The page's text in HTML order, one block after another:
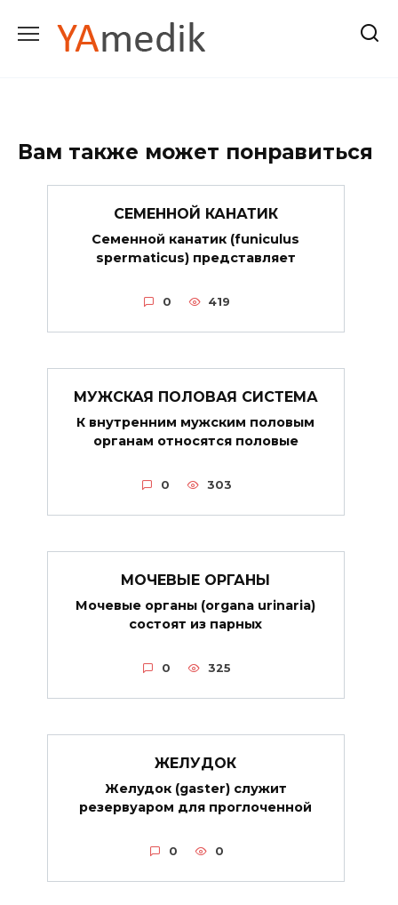
содержанию
Вам также может понравиться
СЕМЕННОЙ КАНАТИК
Семенной канатик (funiculus
spermaticus) представляет
0 419
МУЖСКАЯ ПОЛОВАЯ СИСТЕМА
К внутренним мужским половым
органам относятся половые
0 303
МОЧЕВЫЕ ОРГАНЫ
Мочевые органы (organa urinaria)
состоят из парных
0 325
ЖЕЛУДОК
Желудок (gaster) служит
резервуаром для проглоченной
0 0